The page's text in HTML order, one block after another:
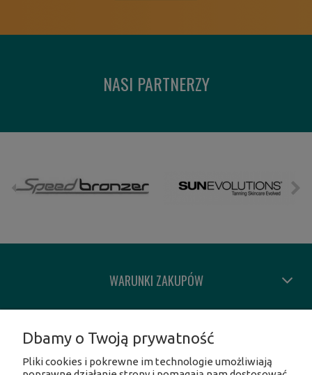
NASI PARTNERZY
WARUNKI ZAKUPÓW
INFORMACJE O SKLEPIE
Dbamy o Twoją prywatność
Pliki cookies i pokrewne im technologie umożliwiają